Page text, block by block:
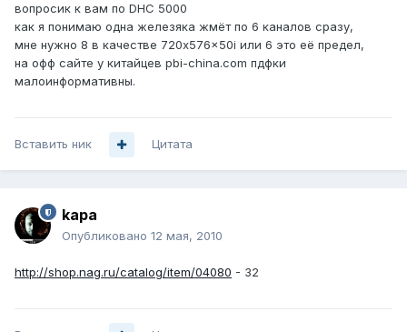
вопросик к вам по DHC 5000
как я понимаю одна железяка жмёт по 6 каналов сразу,
мне нужно 8 в качестве 720x576x50i или 6 это её предел,
на офф сайте у китайцев pbi-china.com пдфки
малоинформативны.
Вставить ник Цитата
kapa
Опубликовано 12 мая, 2010
http://shop.nag.ru/catalog/item/04080 - 32